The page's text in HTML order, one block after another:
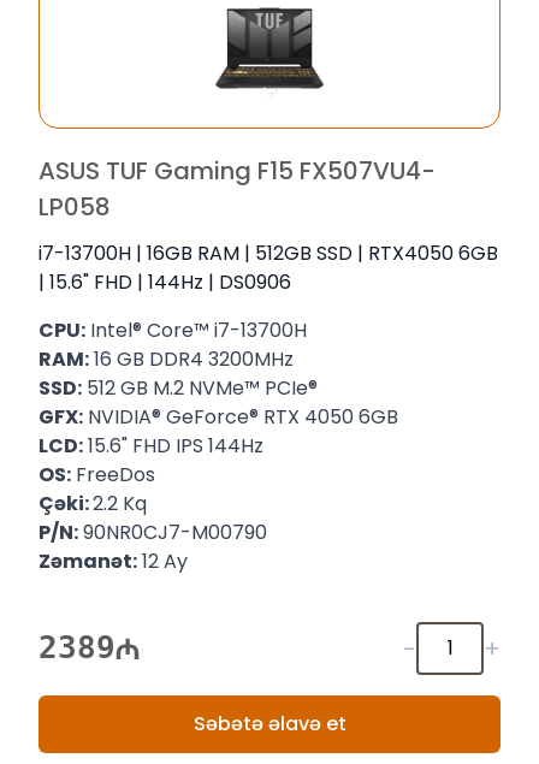
ASUS TUF Gaming F15 FX507VU4-
LP058
i7-13700H | 16GB RAM | 512GB SSD | RTX4050 6GB
| 15.6" FHD | 144Hz | DS0906
CPU: Intel® Core™ i7-13700H
RAM:16 GB DDR4 3200MHz
SSD: 512 GB M.2 NVMe™ PCIe®
GFX: NVIDIA® GeForce® RTX 4050 6GB
LCD:15.6" FHD IPS 144Hz
OS: FreeDos
Çəki:2.2 Kq
P/N:90NR0CJ7-M00790
Zəmanət:12 Ay
2389 - +
Səbətə əlavə et